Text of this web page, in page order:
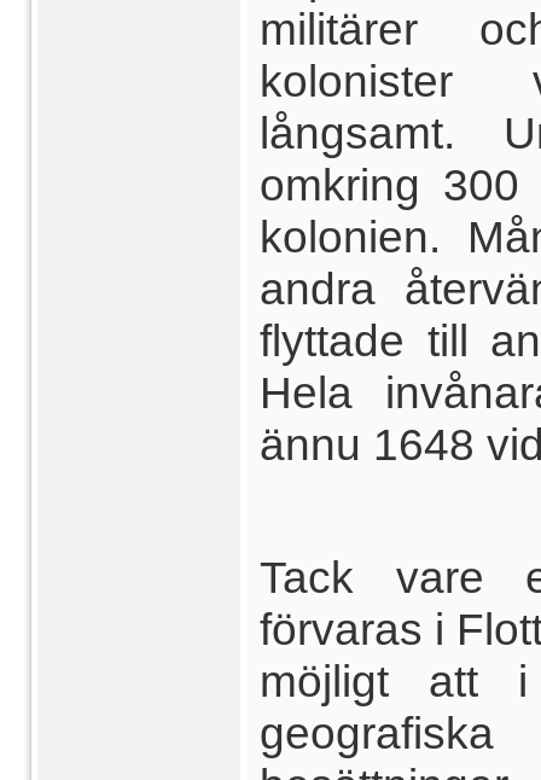
militärer
kolonister
långsamt.
omkring
kolonien.
andra
flyttade till
Hela
ännu 1648
Tack vare
förvaras i
möjligt att i